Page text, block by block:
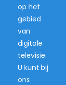
op het
gebied
van
digitale
televisie.
U kunt bij
ons